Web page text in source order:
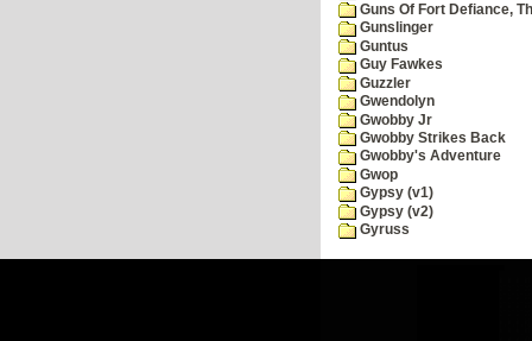
Guns Of Fort Defiance,
Gunslinger
Guntus
Guy Fawkes
Guzzler
Gwendolyn
Gwobby Jr
Gwobby Strikes Back
Gwobby's Adventure
Gwop
Gypsy (v1)
Gypsy (v2)
Gyruss